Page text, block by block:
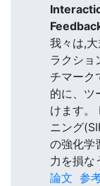
我々は,
ラクショ
チマーク
的に、ツ
けます。
ニング
の強化学
力を損な
論文 参